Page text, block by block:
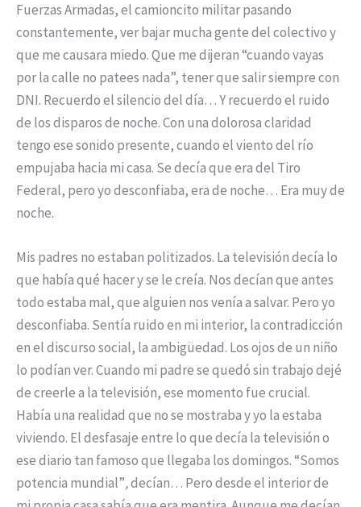
Fuerzas Armadas, el camioncito militar pasando
constantemente, ver bajar mucha gente del colectivo y
que me causara miedo. Que me dijeran “cuando vayas
por la calle no patees nada”, tener que salir siempre con
DNI. Recuerdo el silencio del día… Y recuerdo el ruido
de los disparos de noche. Con una dolorosa claridad
tengo ese sonido presente, cuando el viento del río
empujaba hacia mi casa. Se decía que era del Tiro
Federal, pero yo desconfiaba, era de noche… Era muy de
noche.
Mis padres no estaban politizados. La televisión decía lo
que había qué hacer y se le creía. Nos decían que antes
todo estaba mal, que alguien nos venía a salvar. Pero yo
desconfiaba. Sentía ruido en mi interior, la contradicción
en el discurso social, la ambigüedad. Los ojos de un niño
lo podían ver. Cuando mi padre se quedó sin trabajo dejé
de creerle a la televisión, ese momento fue crucial.
Había una realidad que no se mostraba y yo la estaba
viviendo. El desfasaje entre lo que decía la televisión o
ese diario tan famoso que llegaba los domingos. “Somos
potencia mundial”,decían… Pero desde el interior de